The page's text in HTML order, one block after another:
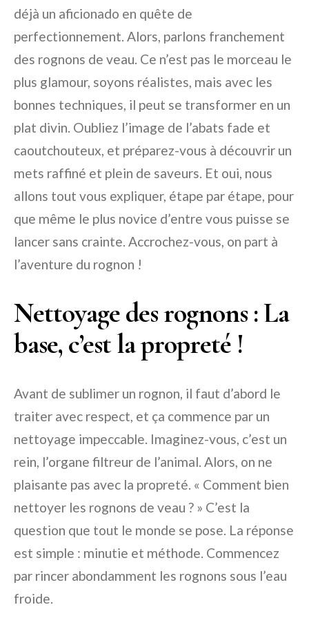
déjà un aficionado en quête de
perfectionnement. Alors, parlons franchement
des rognons de veau. Ce n’est pas le morceau le
plus glamour, soyons réalistes, mais avec les
bonnes techniques, il peut se transformer en un
plat divin. Oubliez l’image de l’abats fade et
caoutchouteux, et préparez-vous à découvrir un
mets raffiné et plein de saveurs. Et oui, nous
allons tout vous expliquer, étape par étape, pour
que même le plus novice d’entre vous puisse se
lancer sans crainte. Accrochez-vous, on part à
l’aventure du rognon !
Nettoyage des rognons : La
base, c’est la propreté !
Avant de sublimer un rognon, il faut d’abord le
traiter avec respect, et ça commence par un
nettoyage impeccable. Imaginez-vous, c’est un
rein, l’organe filtreur de l’animal. Alors, on ne
plaisante pas avec la propreté. « Comment bien
nettoyer les rognons de veau ? » C’est la
question que tout le monde se pose. La réponse
est simple : minutie et méthode. Commencez
par rincer abondamment les rognons sous l’eau
froide.